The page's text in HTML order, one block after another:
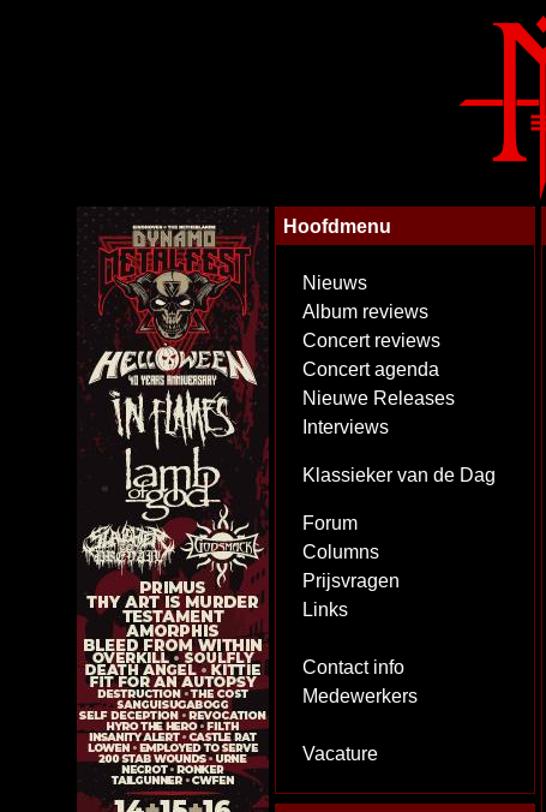
Hoofdmenu
Nieuws
Album reviews
Concert reviews
Concert agenda
Nieuwe Releases
Interviews
Klassieker van de Dag
Forum
Columns
Prijsvragen
Links
Contact info
Medewerkers
Vacature